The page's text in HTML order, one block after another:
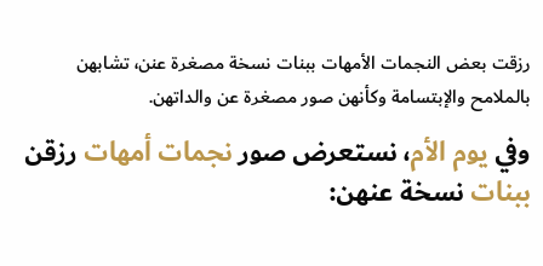
رزقت بعض النجمات الأمهات ببنات نسخة مصغرة عنن، تشابهن
بالملامح والإبتسامة وكأنهن صور مصغرة عن والداتهن.
وفييوم الأم، نستعرض صورنجمات أمهاترزقن
ببناتنسخة عنهن: